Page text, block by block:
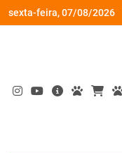
Skip
to
sexta-feira, 07/08/2026
a Nova Orquestra